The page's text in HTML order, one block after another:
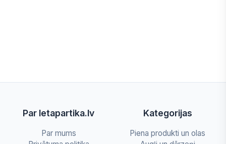
Par letapartika.lv
Par mums
Kategorijas
Piena produkti un olas